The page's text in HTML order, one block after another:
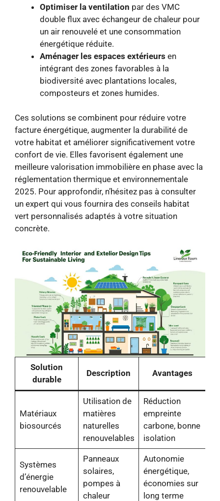
Optimiser la ventilation par des VMC
double flux avec échangeur de chaleur pour
un air renouvelé et une consommation
énergétique réduite.
Aménager les espaces extérieurs en
intégrant des zones favorables à la
biodiversité avec plantations locales,
composteurs et zones humides.
Ces solutions se combinent pour réduire votre
facture énergétique, augmenter la durabilité de
votre habitat et améliorer significativement votre
confort de vie. Elles favorisent également une
meilleure valorisation immobilière en phase avec la
réglementation thermique et environnementale
2025. Pour approfondir, n’hésitez pas à consulter
un expert qui vous fournira des conseils habitat
vert personnalisés adaptés à votre situation
concrète.
Solution
durable
Description Avantages
Matériaux
biosourcés
Utilisation de
matières
naturelles
renouvelables
Réduction
empreinte
carbone, bonne
isolation
Systèmes
d’énergie
renouvelable
Panneaux
solaires,
pompes à
chaleur
Autonomie
énergétique,
économies sur
long terme